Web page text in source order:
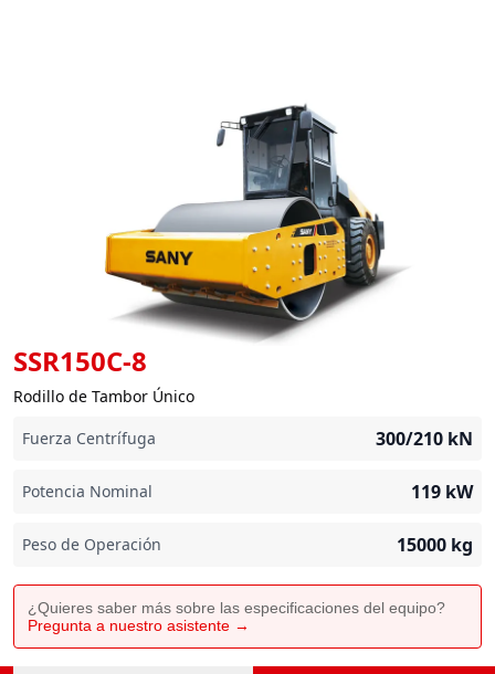
SSR150C-8
Rodillo de Tambor Único
Fuerza Centrífuga
300/210 kN
Potencia Nominal 119 kW
Peso de Operación 15000 kg
¿Quieres saber más sobre las especificaciones del equipo?
Pregunta a nuestro asistente →